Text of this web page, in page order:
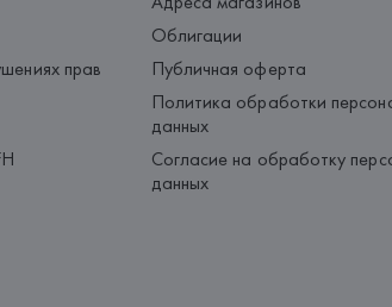
прав
Облигации
Публичная оферта
Политика обработки
данных
Согласие на обработку
данных